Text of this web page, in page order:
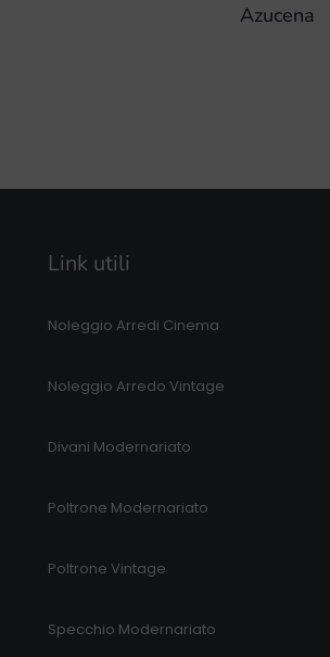
Azucena
Link utili
Noleggio Arredi Cinema
Noleggio Arredo Vintage
Divani Modernariato
Poltrone Modernariato
Poltrone Vintage
Specchio Modernariato